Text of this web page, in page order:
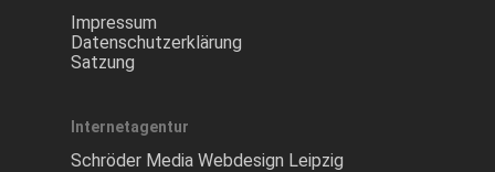
Impressum
Datenschutzerklärung
Satzung
Internetagentur
Schröder Media Webdesign Leipzig